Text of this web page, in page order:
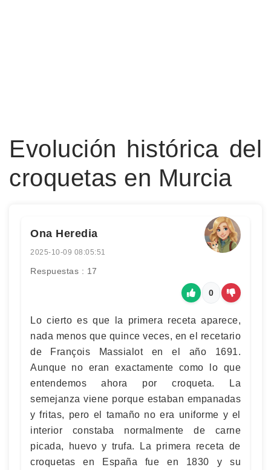
Evolución histórica del
croquetas en Murcia
Ona Heredia
2025-10-09 08:05:51
Respuestas : 17
0
Lo cierto es que la primera receta aparece,
nada menos que quince veces, en el recetario
de François Massialot en el año 1691.
Aunque no eran exactamente como lo que
entendemos ahora por croqueta. La
semejanza viene porque estaban empanadas
y fritas, pero el tamaño no era uniforme y el
interior constaba normalmente de carne
picada, huevo y trufa. La primera receta de
croquetas en España fue en 1830 y su